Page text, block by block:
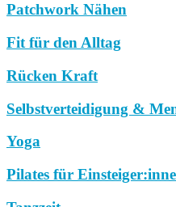
Patchwork Nähen
Fit für den Alltag
Rücken Kraft
Selbstverteidigung &
Yoga
Pilates für